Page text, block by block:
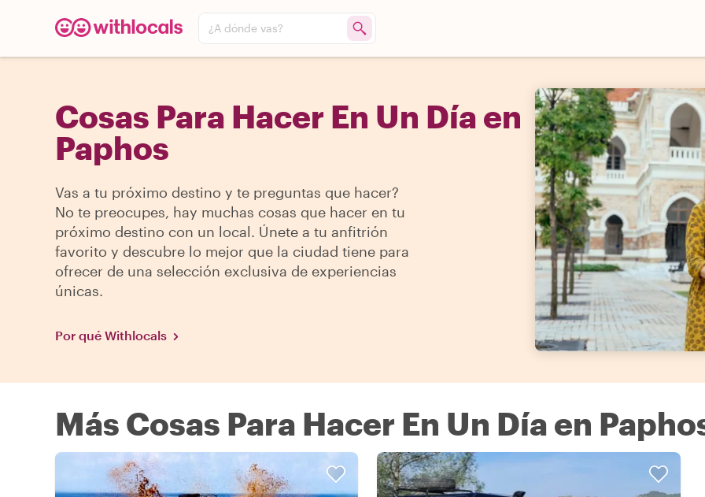
¿A dónde vas?
Cosas Para Hacer En Un Día en
Paphos
Vas a tu próximo destino y te preguntas que hacer?
No te preocupes, hay muchas cosas que hacer en tu
próximo destino con un local. Únete a tu anfitrión
favorito y descubre lo mejor que la ciudad tiene para
ofrecer de una selección exclusiva de experiencias
únicas.
Por qué Withlocals
Más Cosas Para Hacer En Un Día en